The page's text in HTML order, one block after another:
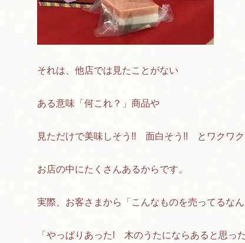
それは、他店では見たことがない
ある意味「何これ？」商品や
見ただけで美味しそう!! 面白そう!! とワクワク
お店の中にたくさんあるからです。
実際、お客さまから「こんなものを売ってるな
「やっぱりあった! 木のうたにならあると思っ